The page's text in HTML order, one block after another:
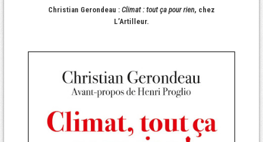
Christian Gerondeau : Climat : tout ça pour rien, chez
L’Artilleur.